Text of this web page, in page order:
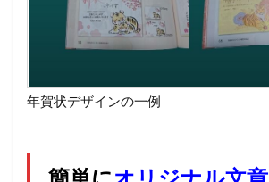
年賀状デザインの一例
簡単にオリジナル文章